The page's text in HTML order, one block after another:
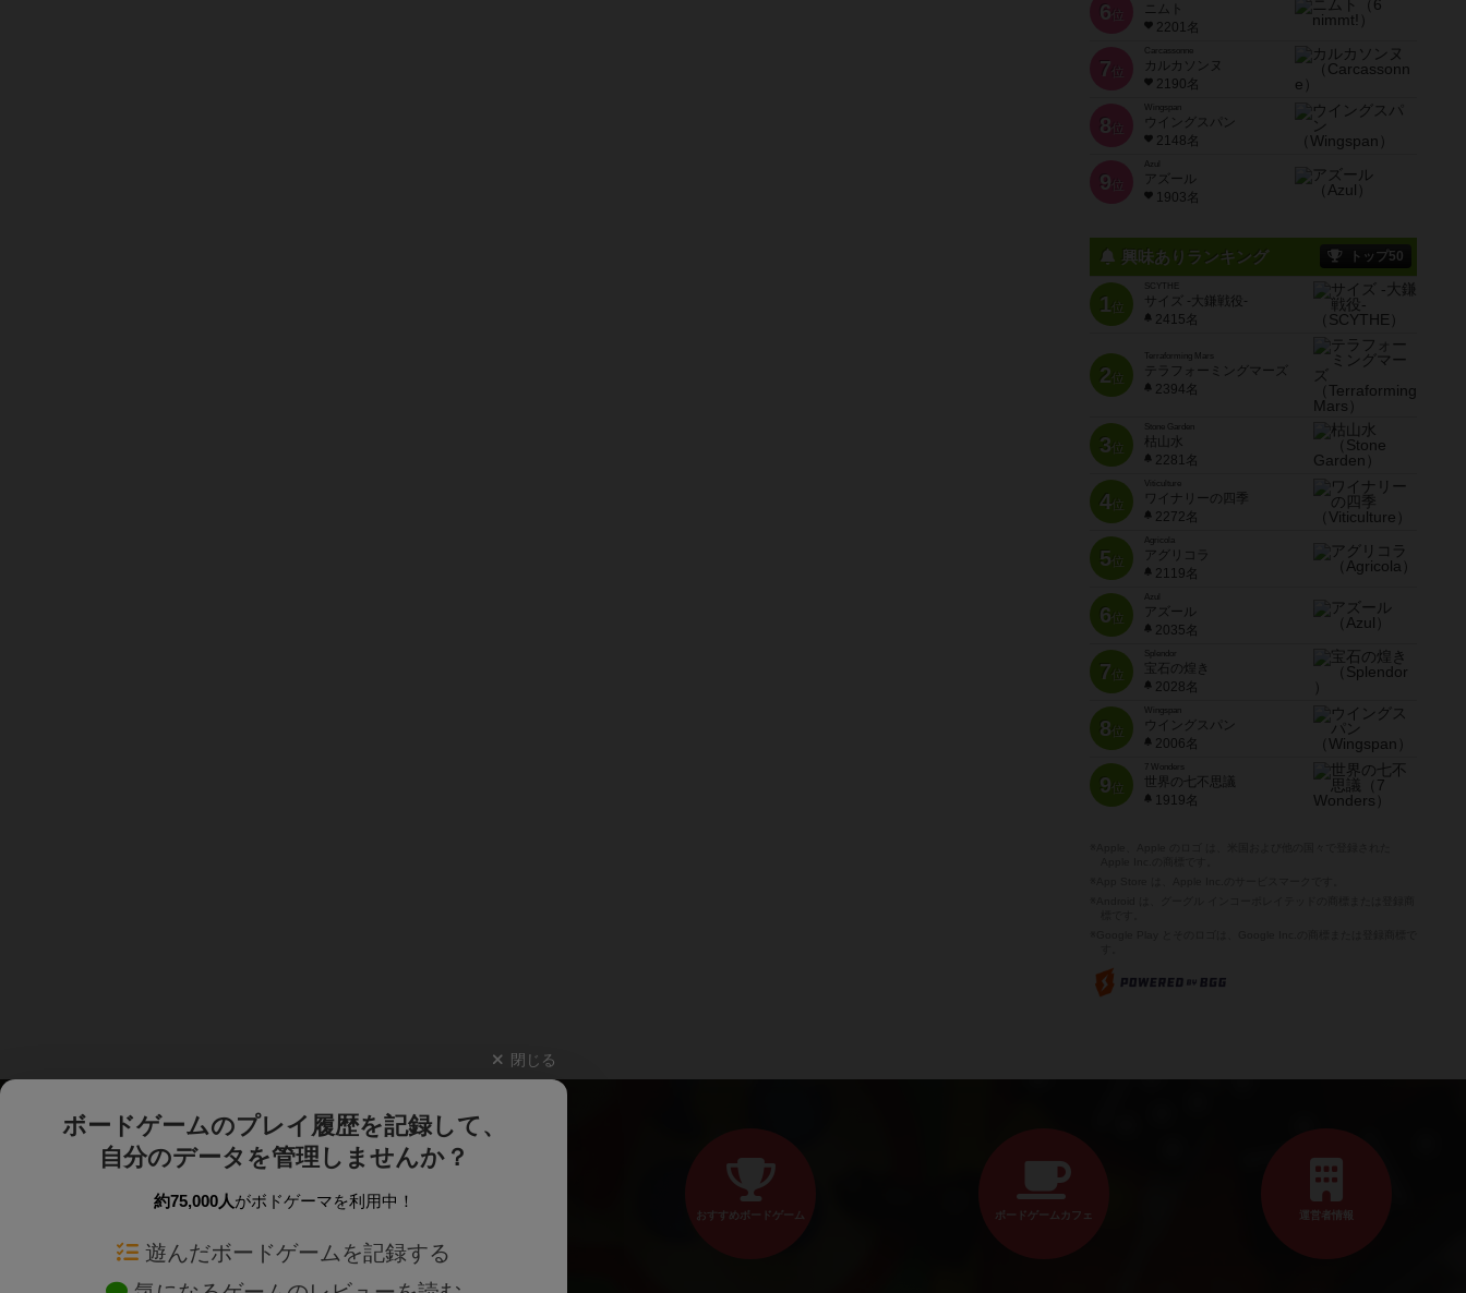
6 位
ニムト
2201名
7 位
Carcassonne
カルカソンヌ
2190名
8 位
Wingspan
ウイングスパン
2148名
9 位
Azul
アズール
1903名
興味ありランキング トップ50
1位
SCYTHE
サイズ -大鎌戦役-
2415名
2位
Terraforming Mars
テラフォーミングマーズ
2394名
3位
Stone Garden
枯山水
2281名
4位
Viticulture
ワイナリーの四季
2272名
5位
Agricola
アグリコラ
2119名
6位
Azul
アズール
2035名
7位
宝石の煌き
2028名
8位
Wingspan
ウイングスパン
2006名
9位
7 Wonders
世界の七不思議
1919名
閉じる
ボードゲームのプレイ履歴を記録して、
自分のデータを管理しませんか？
約75,000人がボドゲーマを利用中！
遊んだボードゲームを記録する
おすすめボードゲーム ボードゲームカフェ 運営者情報